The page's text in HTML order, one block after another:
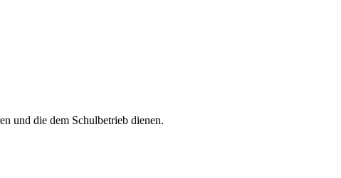
und die dem Schulbetrieb dienen.